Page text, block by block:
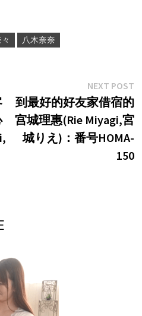
八木奈奈
NEXT POST
到最好的好友家借宿的
宫城理惠(Rie Miyagi,宮
城りえ)：番号HOMA-
150